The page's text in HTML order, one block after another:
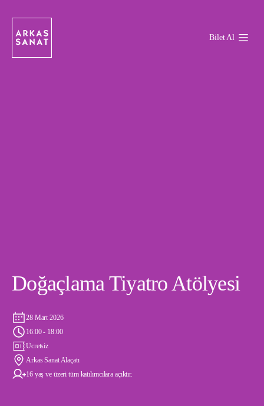
Bilet Al
Doğaçlama Tiyatro Atölyesi
28 Mart 2026
16:00 - 18:00
Ücretsiz
Arkas Sanat Alaçatı
16 yaş ve üzeri tüm katılımcılara açıktır.